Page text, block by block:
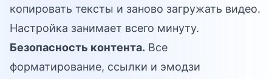
копировать тексты и заново загружать видео.
Настройка занимает всего минуту.
Безопасность контента. Все
форматирование, ссылки и эмодзи